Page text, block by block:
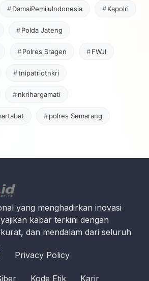
DamaiPemiluIndonesia Kapolri
Polda Jateng
Polres Sragen FWJI
tnipatriotnkri
nkrihargamati
polres Semarang
yang menghadirkan inovasi
kabar terkini dengan
dan mendalam dari seluruh
Privacy Policy
Kode Etik Karir